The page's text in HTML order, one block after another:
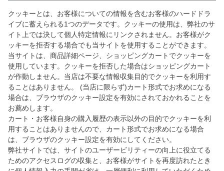
クッキーとは、お客様についての情報を含むお客様のハードドラ
イブに蓄えられる1つのデータです。クッキーの使用は、弊社のサ
イト上では決して個人特定情報にリンクされません。お客様がク
ッキーを拒否する場合でも当サイトを使用することができます。
当サイトは、商品詳細ページ、ショッピングカートでクッキーを
使用しています。クッキーを拒否した場合はショッピングカート
が作動しません。当店は不要な情報収集目的でクッキーを利用す
ることはありません。 (当店に限らず)カート形式でお求めになる
場合は、ブラウザのクッキー設定を有効にされておかれることを
お薦めします。
カート・お客様自身の購入履歴の表示以外の目的でクッキーを利
用することはありませんので、カート形式でお求めになる場合
は、ブラウザのクッキー設定を有効にしてください。
弊社サイトでは、サイトのユーザービリティーの向上に役立てる
ためのアクセスログの収集と、お客様がサイトを再度訪れたとき